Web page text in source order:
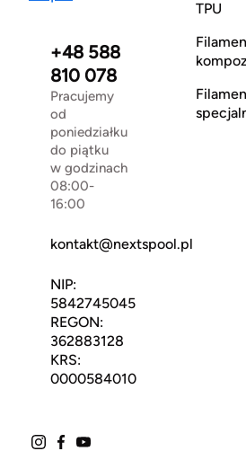
+48 588
810 078
Pracujemy
od
poniedziałku
do piątku
w godzinach
08:00-
16:00
kontakt@nextspool.pl
NIP:
5842745045
REGON:
362883128
KRS:
0000584010
TPU